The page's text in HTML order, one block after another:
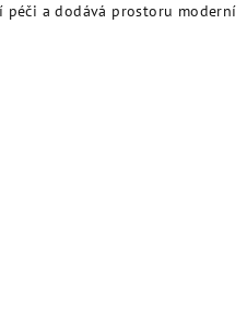
péči a dodává prostoru moderní